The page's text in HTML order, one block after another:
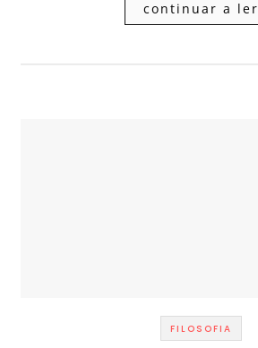
continuar a ler
FILOSOFIA